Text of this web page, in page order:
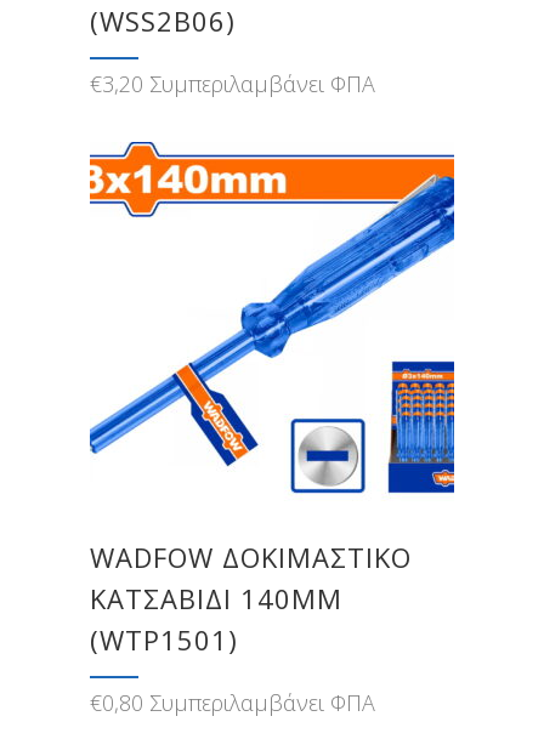
(WSS2B06)
€3,20 Συμπεριλαμβάνει ΦΠΑ
WADFOW ΔΟΚΙΜΑΣΤΙΚΟ
ΚΑΤΣΑΒΙΔΙ 140MM
(WTP1501)
€0,80 Συμπεριλαμβάνει ΦΠΑ